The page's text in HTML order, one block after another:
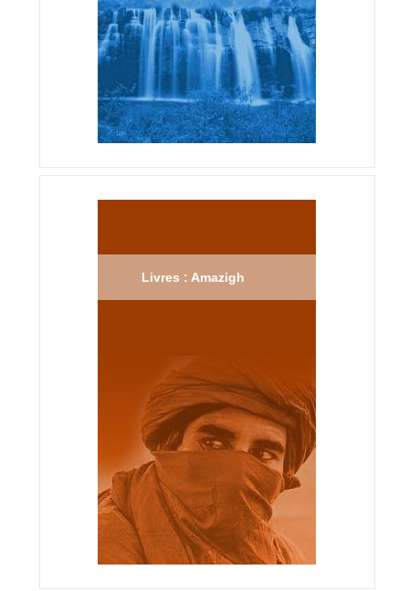
Livres : Amazigh